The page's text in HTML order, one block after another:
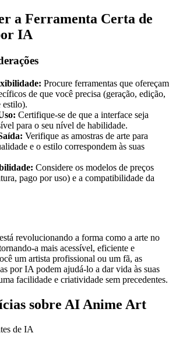
a Ferramenta Certa de
IA
Procure ferramentas que ofereçam
de que você precisa (geração, edição,
estilo).
Certifique-se de que a interface seja
para o seu nível de habilidade.
Verifique as amostras de arte para
e o estilo correspondem às suas
Considere os modelos de preços
pago por uso) e a compatibilidade da
revolucionando a forma como a arte no
a mais acessível, eficiente e
um artista profissional ou um fã, as
por IA podem ajudá-lo a dar vida às suas
facilidade e criatividade sem precedentes.
sobre AI Anime Art
de IA